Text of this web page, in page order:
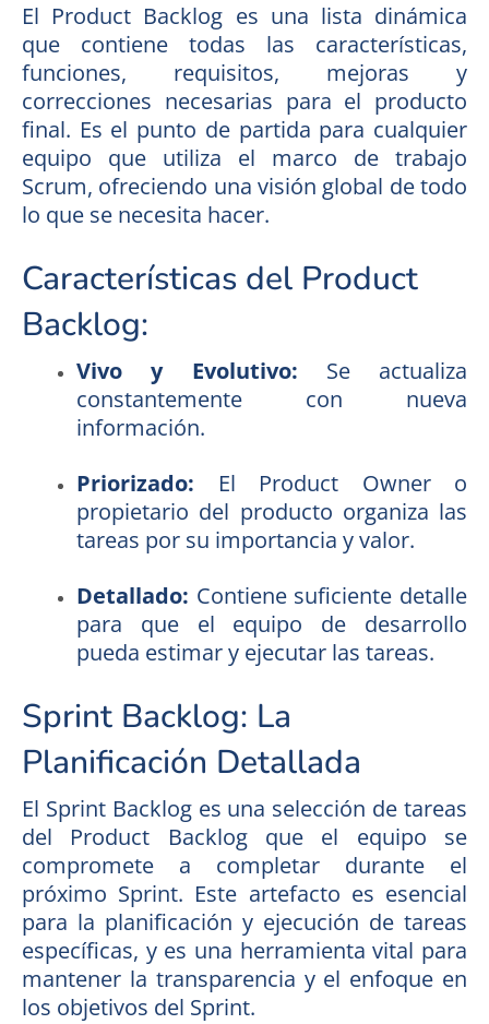
El Product Backlog es una lista dinámica
que contiene todas las características,
funciones, requisitos, mejoras y
correcciones necesarias para el producto
final. Es el punto de partida para cualquier
equipo que utiliza el marco de trabajo
Scrum, ofreciendo una visión global de todo
lo que se necesita hacer.
Características del Product
Backlog:
Vivo y Evolutivo: Se actualiza
constantemente con nueva
información.
Priorizado: El Product Owner o
propietario del producto organiza las
tareas por su importancia y valor.
Detallado: Contiene suficiente detalle
para que el equipo de desarrollo
pueda estimar y ejecutar las tareas.
Sprint Backlog: La
Planificación Detallada
El Sprint Backlog es una selección de tareas
del Product Backlog que el equipo se
compromete a completar durante el
próximo Sprint. Este artefacto es esencial
para la planificación y ejecución de tareas
específicas, y es una herramienta vital para
mantener la transparencia y el enfoque en
los objetivos del Sprint.